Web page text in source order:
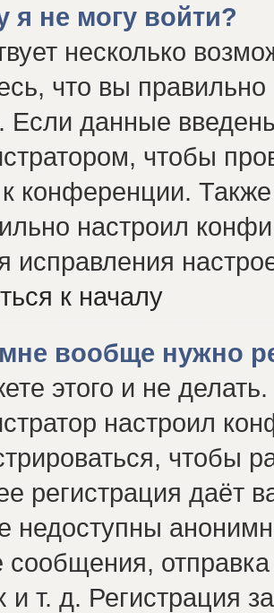
я не могу войти?
несколько
что вы
Если данные
чтобы
к конференции.
настроил
исправления
к началу
вообще нужно
этого и не делать.
настроил
чтобы
регистрация даёт
недоступны
сообщения,
и т. д. Регистрация